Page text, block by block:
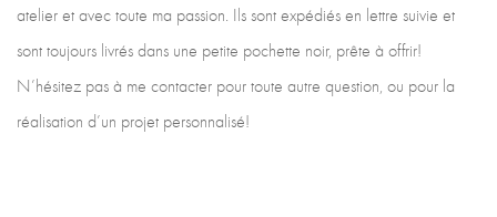
atelier et avec toute ma passion. Ils sont expédiés en lettre suivie et
sont toujours livrés dans une petite pochette noir, prête à offrir!
N’hésitez pas à me contacter pour toute autre question, ou pour la
réalisation d’un projet personnalisé!